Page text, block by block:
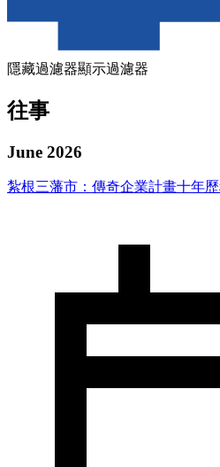
隱藏過濾器顯示過濾器
往事
June 2026
紮根三藩市：傳奇企業計畫十年